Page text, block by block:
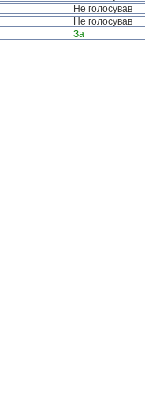
Не голосував
Не голосував
За